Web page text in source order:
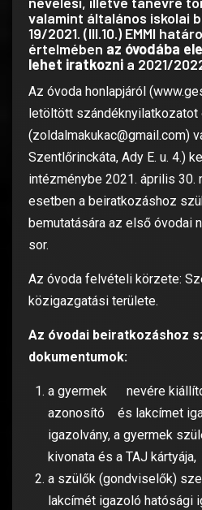
valamint általános iskolai
19/2021. (III.10.) EMMI
értelmében az óvodába
lehet iratkozni a 2021/
Az óvoda honlapjáról
letöltött szándéknyilatkozatot
(zoldalmakukac@gmail.com)
Szentlőrinckáta, Ady E. u. 4.)
intézménybe 2021. április 30.
esetben a beiratkozáshoz
bemutatására az első óvodai
sor.
Az óvoda felvételi körzete:
közigazgatási területe.
Az óvodai beiratkozáshoz
dokumentumok:
a gyermek nevére
azonosító és lakcímet
igazolvány, a gyermek
kivonata és a TAJ kártyája,
a szülők (gondviselők)
lakcímét igazoló hatósági